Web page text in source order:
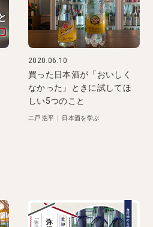
2020.06.10
買った日本酒が「おいしく
なかった」ときに試してほ
しい5つのこと
二戸 浩平 日本酒を学ぶ